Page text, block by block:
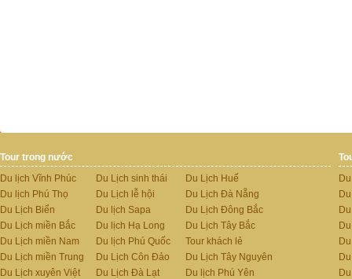
Tour trong nước
Du lịch Vĩnh Phúc
Du lịch Phú Thọ
Du Lịch Biển
Du Lịch miền Bắc
Du Lịch miền Nam
Du Lịch miền Trung
Du Lịch xuyên Việt
Du Lịch sinh thái
Du Lịch lễ hội
Du lịch Sapa
Du lịch Hạ Long
Du lịch Phú Quốc
Du Lịch Côn Đảo
Du Lịch Đà Lạt
Du Lịch Huế
Du Lịch Đà Nẵng
Du Lịch Đông Bắc
Du Lịch Tây Bắc
Tour khách lẻ
Du Lịch Tây Nguyên
Du lịch Phú Yên